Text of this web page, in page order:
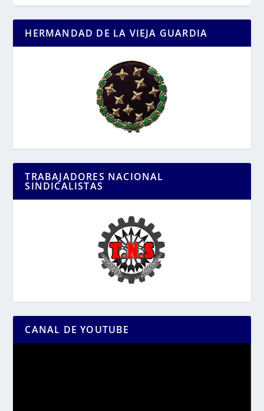
HERMANDAD DE LA VIEJA GUARDIA
TRABAJADORES NACIONAL
SINDICALISTAS
CANAL DE YOUTUBE